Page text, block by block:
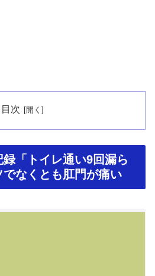
目次
「トイレ通い9回漏ら
でなくとも肛門が痛い